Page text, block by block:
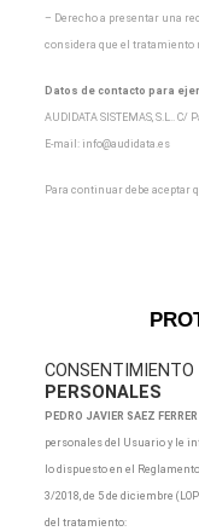
– Derecho a presentar una
considera que el tratamiento
Datos de contacto para
AUDIDATA SISTEMAS, S.L..
E-mail: info@audidata.es
Para continuar debe aceptar
CONSENTIMIENTO
PERSONALES
PEDRO JAVIER SAEZ FERRER
personales del Usuario y le
lo dispuesto en el
3/2018, de 5 de diciembre
del tratamiento: